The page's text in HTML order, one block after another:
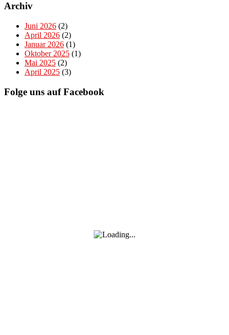
Archiv
Juni 2026 (2)
April 2026 (2)
Januar 2026 (1)
Oktober 2025 (1)
Mai 2025 (2)
April 2025 (3)
Folge uns auf Facebook